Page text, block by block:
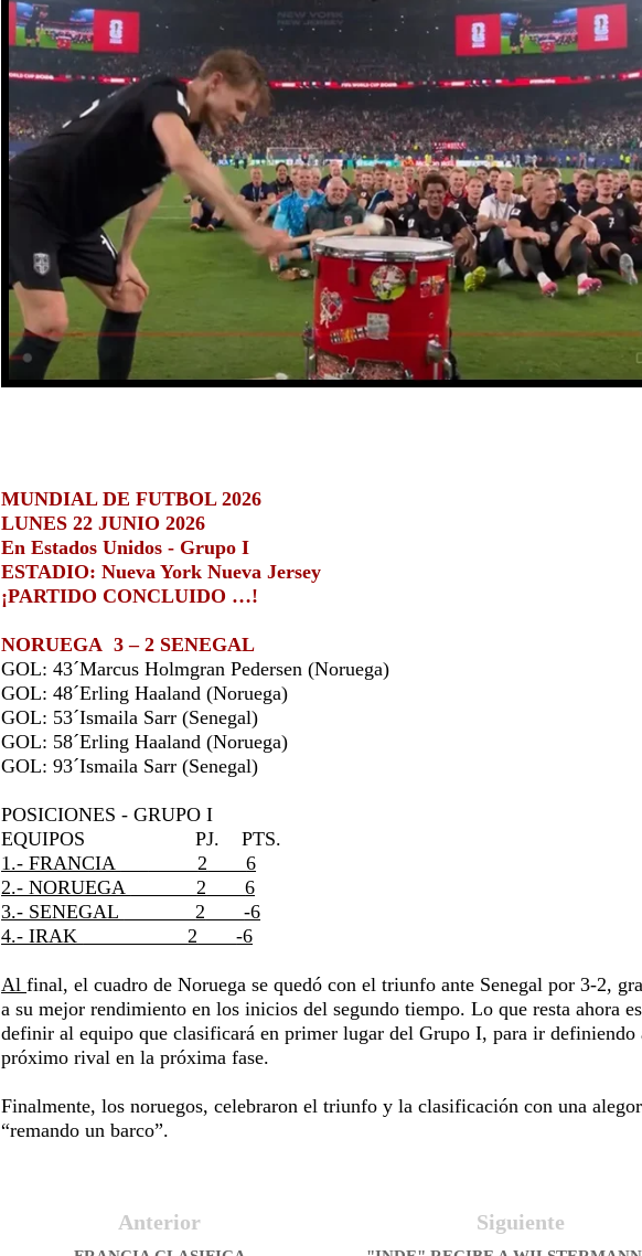
MUNDIAL DE FUTBOL 2026
LUNES 22 JUNIO 2026
En Estados Unidos - Grupo I
ESTADIO: Nueva York Nueva Jersey
¡PARTIDO CONCLUIDO …!
NORUEGA 3 – 2 SENEGAL
GOL: 43´Marcus Holmgran Pedersen (Noruega)
GOL: 48´Erling Haaland (Noruega)
GOL: 53´Ismaila Sarr (Senegal)
GOL: 58´Erling Haaland (Noruega)
GOL: 93´Ismaila Sarr (Senegal)
POSICIONES - GRUPO I
EQUIPOS
PJ.
PTS.
1.- FRANCIA
2
6
2.- NORUEGA
2
6
3.- SENEGAL
2
-6
4.- IRAK
2 -6
Alfinal, el cuadro de Noruega se quedó con el triunfo ante Senegal por 3-2,
a su mejor rendimiento en los inicios del segundo tiempo. Lo que resta ahora es
definir al equipo que clasificará en primer lugar del Grupo I, para ir definiendo
próximo rival en la próxima fase.
Finalmente, los noruegos, celebraron el triunfo y la clasificación con una
“remando un barco”.
Siguiente
Anterior